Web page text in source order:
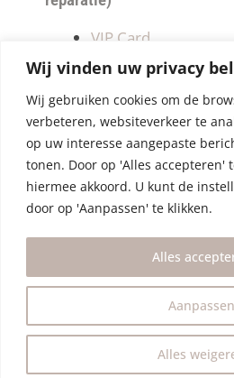
Wij vinden uw privacy
Wij gebruiken cookies om de
verbeteren, websiteverkeer te
op uw interesse aangepaste
tonen. Door op 'Alles accepteren'
hiermee akkoord. U kunt de
door op 'Aanpassen' te klikken.
Aanpassen
Alles
Alles
VIP Card
Retourneren
Betalen &
Privacy Policy
Algemene